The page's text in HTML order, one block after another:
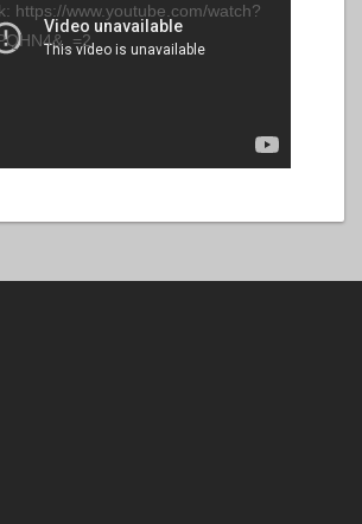
https://www.youtube.com/watch?